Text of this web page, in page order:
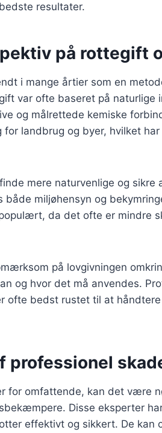
resultater.
på rottegift
i mange årtier som en
var ofte baseret på naturlige
og målrettede kemiske
landbrug og byer, hvilket
mere naturvenlige og sikre
både miljøhensyn og
da det ofte er mindre
på lovgivningen
og hvor det må anvendes.
ofte bedst rustet til at
professionel
for omfattende, kan det være
Disse eksperter
effektivt og sikkert. De kan